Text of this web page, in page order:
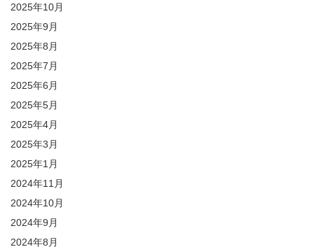
2025年10月
2025年9月
2025年8月
2025年7月
2025年6月
2025年5月
2025年4月
2025年3月
2025年1月
2024年11月
2024年10月
2024年9月
2024年8月